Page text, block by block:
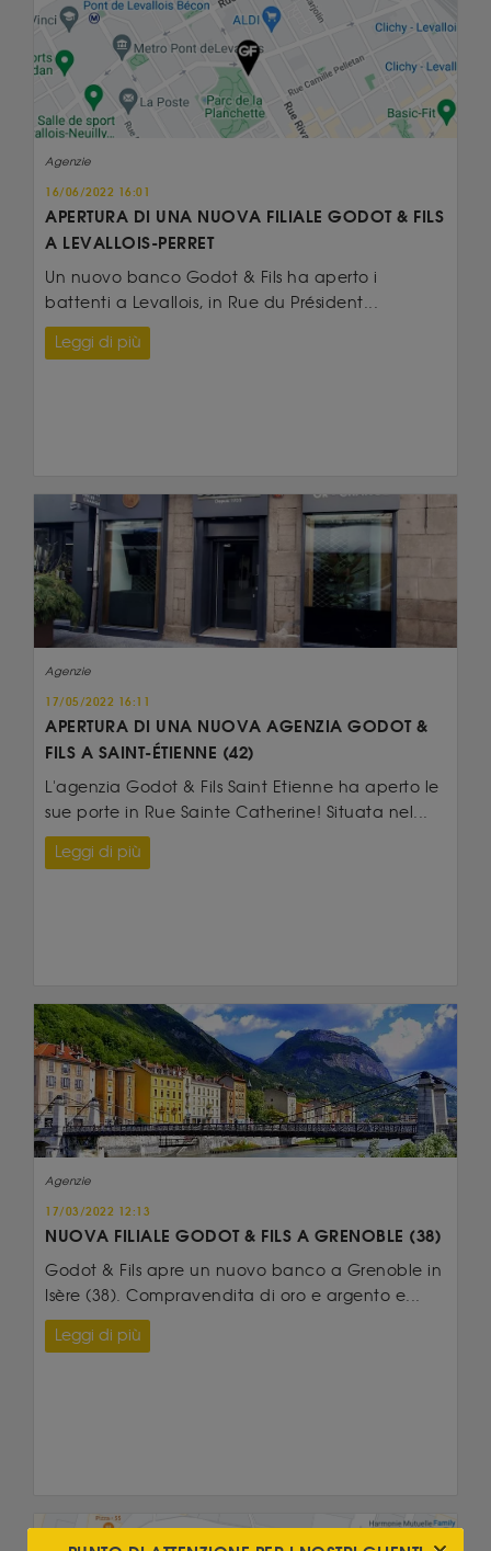
Agenzie
16/06/2022 16:01
APERTURA DI UNA NUOVA FILIALE GODOT & FILS
A LEVALLOIS-PERRET
Un nuovo banco Godot & Fils ha aperto i
battenti a Levallois, in Rue du Président...
Leggi di più
Agenzie
17/05/2022 16:11
APERTURA DI UNA NUOVA AGENZIA GODOT &
FILS A SAINT-ÉTIENNE (42)
L'agenzia Godot & Fils Saint Etienne ha aperto le
sue porte in Rue Sainte Catherine! Situata nel...
Leggi di più
Agenzie
17/03/2022 12:13
NUOVA FILIALE GODOT & FILS A GRENOBLE (38)
Godot & Fils apre un nuovo banco a Grenoble in
Isère (38). Compravendita di oro e argento e...
Leggi di più